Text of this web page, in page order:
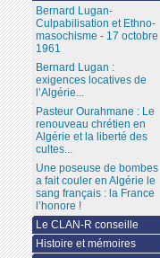
Bernard Lugan-
Culpabilisation et Ethno-
masochisme - 17 octobre
1961
Bernard Lugan :
exigences locatives de
l’Algérie...
Pasteur Ourahmane : Le
renouveau chrétien en
Algérie et la liberté des
cultes...
Une poseuse de bombes
a fait couler en Algérie le
sang français : la France
l’honore !
Le CLAN-R conseille
Histoire et mémoires